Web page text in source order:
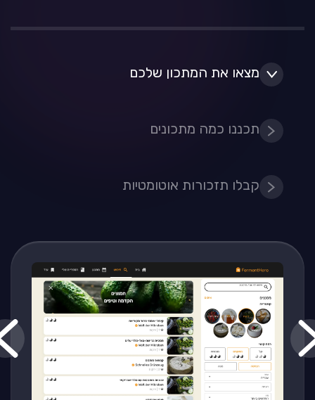
מצאו את המתכון שלכם
תכננו כמה מתכונים
קבלו תזכורות אוטומטיות